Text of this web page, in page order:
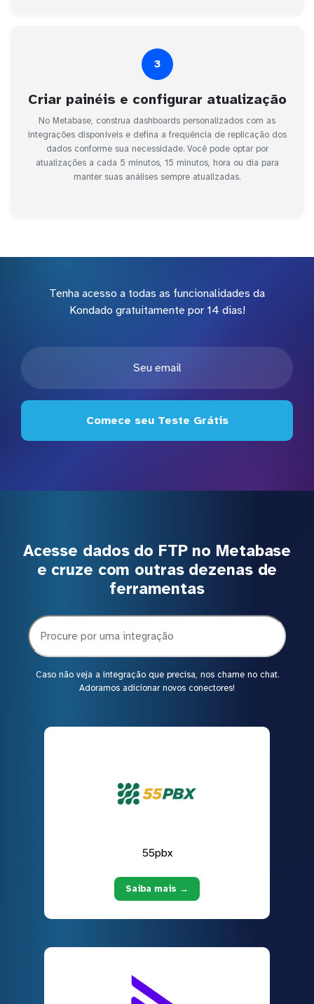
3
Criar painéis e configurar atualização
No Metabase, construa dashboards personalizados com as
integrações disponíveis e defina a frequência de replicação dos
dados conforme sua necessidade. Você pode optar por
atualizações a cada 5 minutos, 15 minutos, hora ou dia para
manter suas análises sempre atualizadas.
Tenha acesso a todas as funcionalidades da
Kondado gratuitamente por 14 dias!
Comece seu Teste Grátis
Acesse dados do FTP no Metabase
e cruze com outras dezenas de
ferramentas
Caso não veja a integração que precisa, nos chame no chat.
Adoramos adicionar novos conectores!
55pbx
Saiba mais →